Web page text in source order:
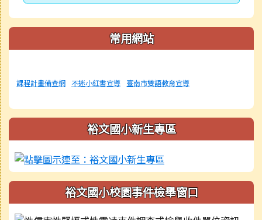
常用網站
課程計畫備查網 不迷小紅書宣導 臺南市雙語教育宣導
裕文國小新生專區
裕文國小校園事件檢舉窗口